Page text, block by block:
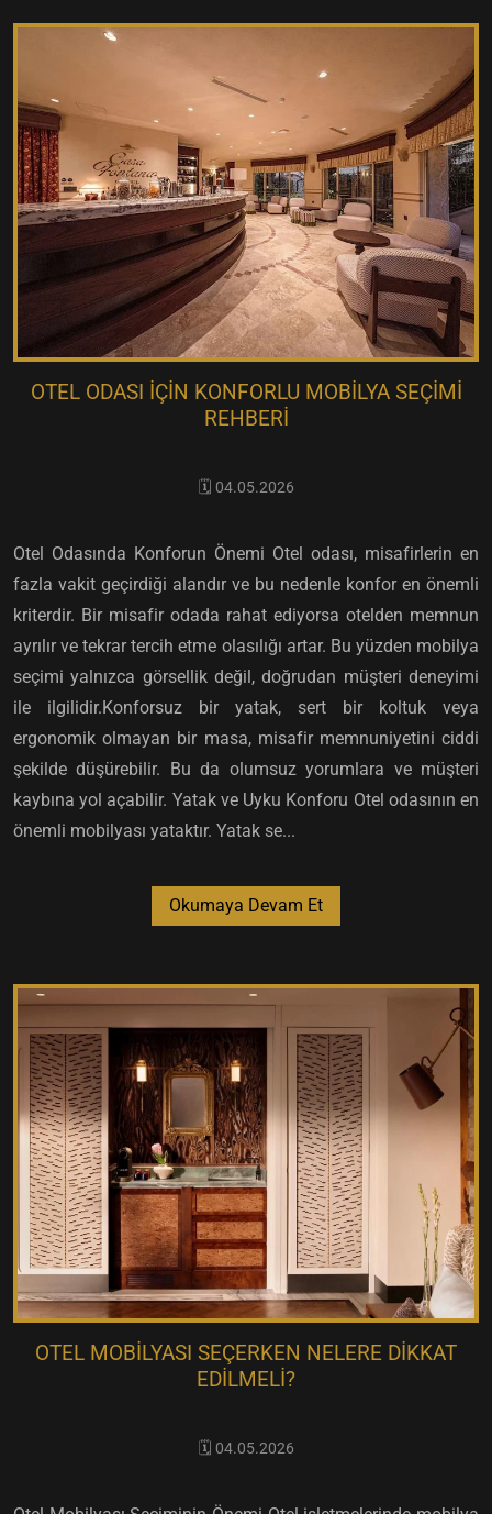
OTEL ODASI İÇIN KONFORLU MOBILYA SEÇIMI
REHBERI
🗓️ 04.05.2026
Otel Odasında Konforun Önemi Otel odası, misafirlerin en
fazla vakit geçirdiği alandır ve bu nedenle konfor en önemli
kriterdir. Bir misafir odada rahat ediyorsa otelden memnun
ayrılır ve tekrar tercih etme olasılığı artar. Bu yüzden mobilya
seçimi yalnızca görsellik değil, doğrudan müşteri deneyimi
ile ilgilidir.Konforsuz bir yatak, sert bir koltuk veya
ergonomik olmayan bir masa, misafir memnuniyetini ciddi
şekilde düşürebilir. Bu da olumsuz yorumlara ve müşteri
kaybına yol açabilir. Yatak ve Uyku Konforu Otel odasının en
önemli mobilyası yataktır. Yatak se...
Okumaya Devam Et
OTEL MOBILYASI SEÇERKEN NELERE DIKKAT
EDILMELI?
🗓️ 04.05.2026